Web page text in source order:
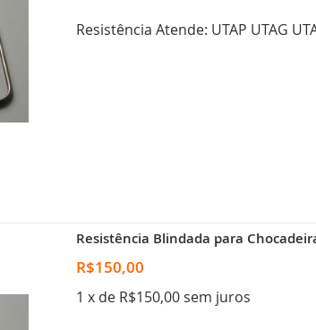
Resistência Atende: UTAP UTAG
Resistência Blindada para
R$150,00
1 x de R$150,00 sem juros